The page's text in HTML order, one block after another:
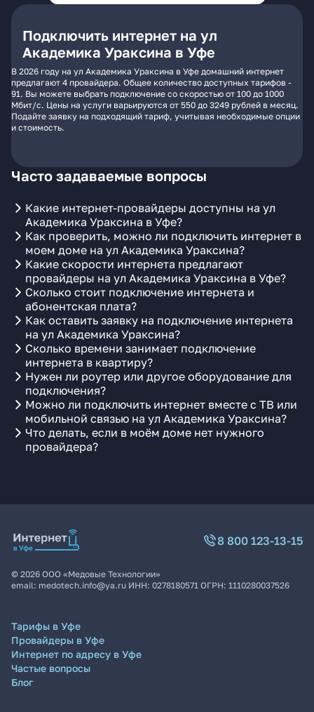
Подключить интернет на ул
Академика Ураксина в Уфе
В 2026 году на ул Академика Ураксина в Уфе домашний интернет
предлагают 4 провайдера. Общее количество доступных тарифов -
91. Вы можете выбрать подключение со скоростью от 100 до 1000
Мбит/с. Цены на услуги варьируются от 550 до 3249 рублей в месяц.
Подайте заявку на подходящий тариф, учитывая необходимые опции
и стоимость.
Часто задаваемые вопросы
Какие интернет-провайдеры доступны на ул
Академика Ураксина в Уфе?
Как проверить, можно ли подключить интернет в
моем доме на ул Академика Ураксина?
Какие скорости интернета предлагают
провайдеры на ул Академика Ураксина в Уфе?
Сколько стоит подключение интернета и
абонентская плата?
Как оставить заявку на подключение интернета
на ул Академика Ураксина?
Сколько времени занимает подключение
интернета в квартиру?
Нужен ли роутер или другое оборудование для
подключения?
Можно ли подключить интернет вместе с ТВ или
мобильной связью на ул Академика Ураксина?
Что делать, если в моём доме нет нужного
провайдера?
8 800 123-13-15
© 2026 ООО «Медовые Технологии»
email: medotech.info@ya.ru ИНН: 0278180571 ОГРН: 1110280037526
Тарифы в Уфе
Провайдеры в Уфе
Интернет по адресу в Уфе
Частые вопросы
Блог